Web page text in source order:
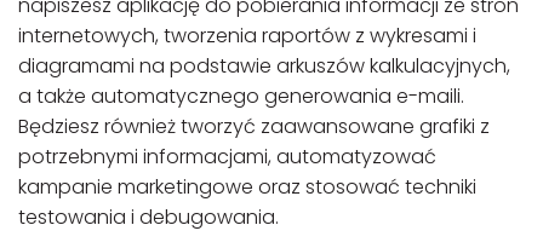
internetowych, tworzenia raportów z wykresami i
diagramami na podstawie arkuszów kalkulacyjnych,
a także automatycznego generowania e-maili.
Będziesz również tworzyć zaawansowane grafiki z
potrzebnymi informacjami, automatyzować
kampanie marketingowe oraz stosować techniki
testowania i debugowania.